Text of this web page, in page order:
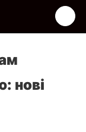
нові